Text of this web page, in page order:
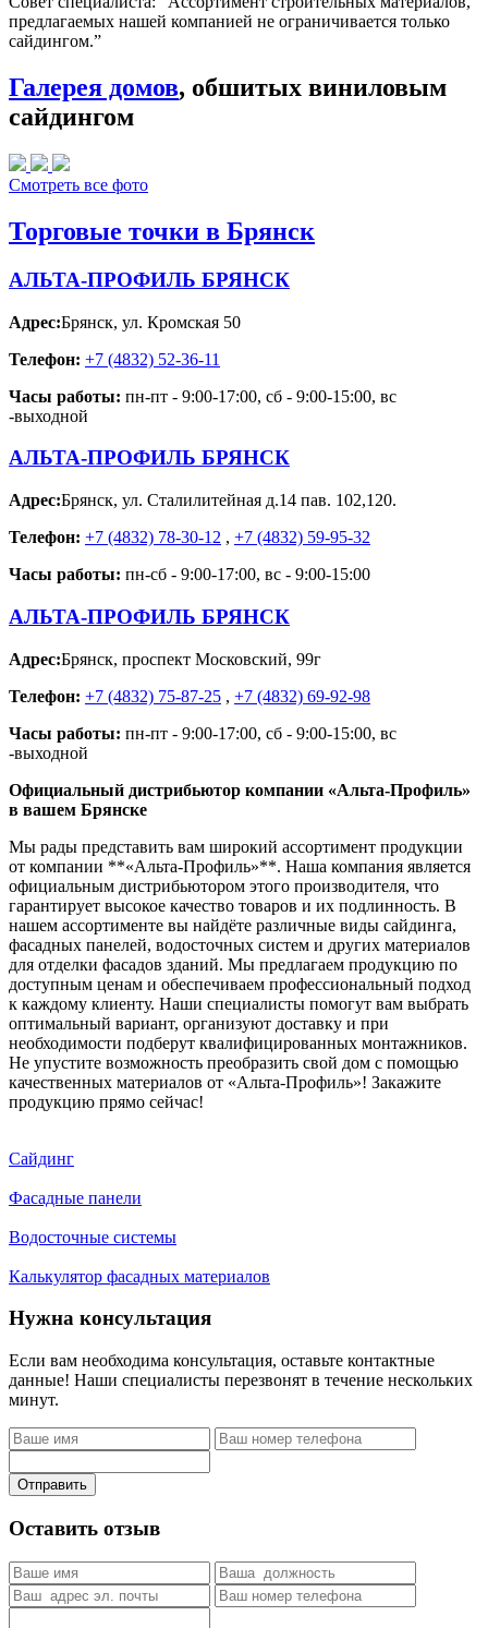
предлагаемых нашей компанией не ограничивается только
сайдингом.”
Галерея домов, обшитых виниловым
сайдингом
Смотреть все фото
Торговые точки в Брянск
АЛЬТА-ПРОФИЛЬ БРЯНСК
Адрес:Брянск, ул. Кромская 50
Телефон: +7 (4832) 52-36-11
Часы работы: пн-пт - 9:00-17:00, сб - 9:00-15:00, вс
-выходной
АЛЬТА-ПРОФИЛЬ БРЯНСК
Адрес:Брянск, ул. Сталилитейная д.14 пав. 102,120.
Телефон: +7 (4832) 78-30-12 , +7 (4832) 59-95-32
Часы работы: пн-сб - 9:00-17:00, вс - 9:00-15:00
АЛЬТА-ПРОФИЛЬ БРЯНСК
Адрес:Брянск, проспект Московский, 99г
Телефон: +7 (4832) 75-87-25 , +7 (4832) 69-92-98
Часы работы: пн-пт - 9:00-17:00, сб - 9:00-15:00, вс
-выходной
Официальный дистрибьютор компании «Альта-Профиль»
в вашем Брянске
Мы рады представить вам широкий ассортимент продукции
от компании **«Альта-Профиль»**. Наша компания является
официальным дистрибьютором этого производителя, что
гарантирует высокое качество товаров и их подлинность. В
нашем ассортименте вы найдёте различные виды сайдинга,
фасадных панелей, водосточных систем и других материалов
для отделки фасадов зданий. Мы предлагаем продукцию по
доступным ценам и обеспечиваем профессиональный подход
к каждому клиенту. Наши специалисты помогут вам выбрать
оптимальный вариант, организуют доставку и при
необходимости подберут квалифицированных монтажников.
Не упустите возможность преобразить свой дом с помощью
качественных материалов от «Альта-Профиль»! Закажите
продукцию прямо сейчас!
Сайдинг
Фасадные панели
Водосточные системы
Калькулятор фасадных материалов
Нужна консультация
Если вам необходима консультация, оставьте контактные
данные! Наши специалисты перезвонят в течение нескольких
минут.
Отправить
Оставить отзыв